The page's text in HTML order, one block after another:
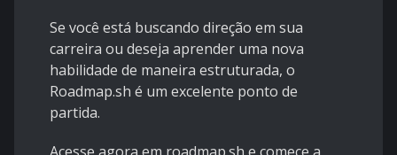
Se você está buscando direção em sua
carreira ou deseja aprender uma nova
habilidade de maneira estruturada, o
Roadmap.sh é um excelente ponto de
partida.